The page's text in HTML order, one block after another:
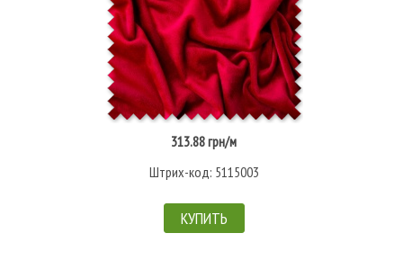
313.88 грн/м
Штрих-код: 5115003
КУПИТЬ